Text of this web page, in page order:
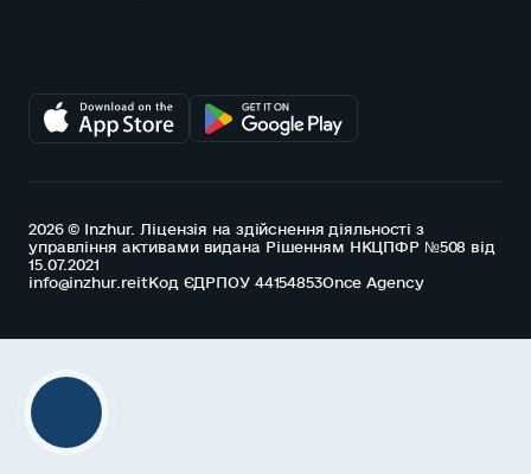
2026 © Inzhur. Ліцензія на здійснення діяльності з
управління активами видана Рішенням НКЦПФР №508 від
15.07.2021
info@inzhur.reitКод ЄДРПОУ 44154853Once Agency